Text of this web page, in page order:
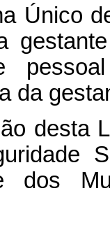
Único
da
desta
dos